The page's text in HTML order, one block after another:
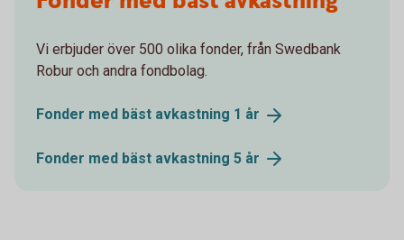
Vi erbjuder över 500 olika fonder, från Swedbank
Robur och andra fondbolag.
Fonder med bäst avkastning 1 år
Fonder med bäst avkastning 5 år